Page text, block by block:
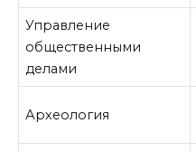
Управление
общественными
делами
Археология